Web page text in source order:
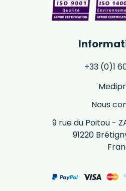
+33 (0)1
Nous
9 rue du Poitou -
91220